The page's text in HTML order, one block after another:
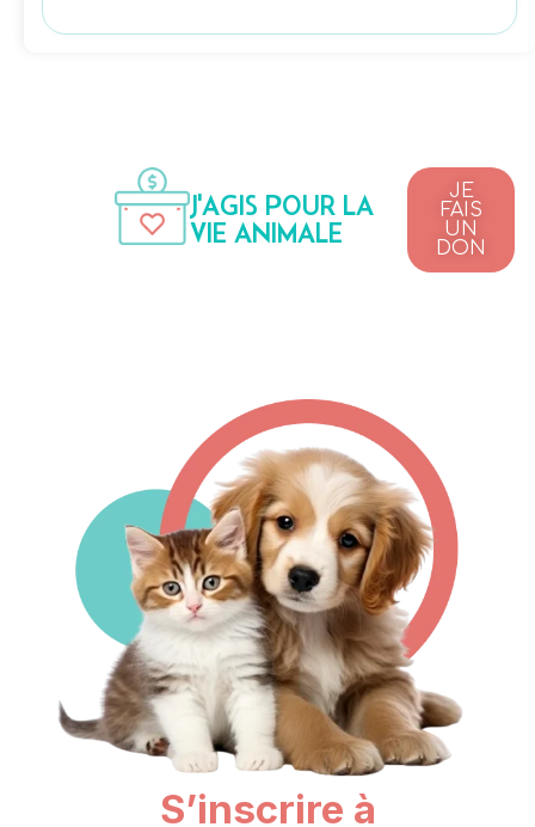
J'AGIS POUR LA
VIE ANIMALE
JE
FAIS
UN
DON
S’inscrire à